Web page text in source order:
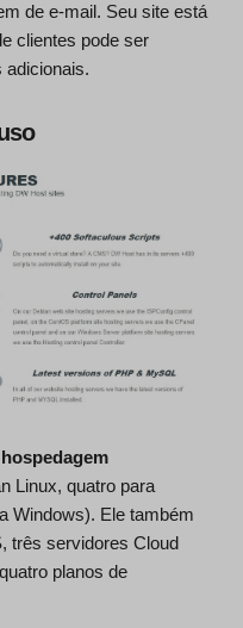
de e-mail. Seu site está
clientes pode ser
adicionais.
Linux, quatro para
Windows). Ele também
três servidores Cloud
planos de